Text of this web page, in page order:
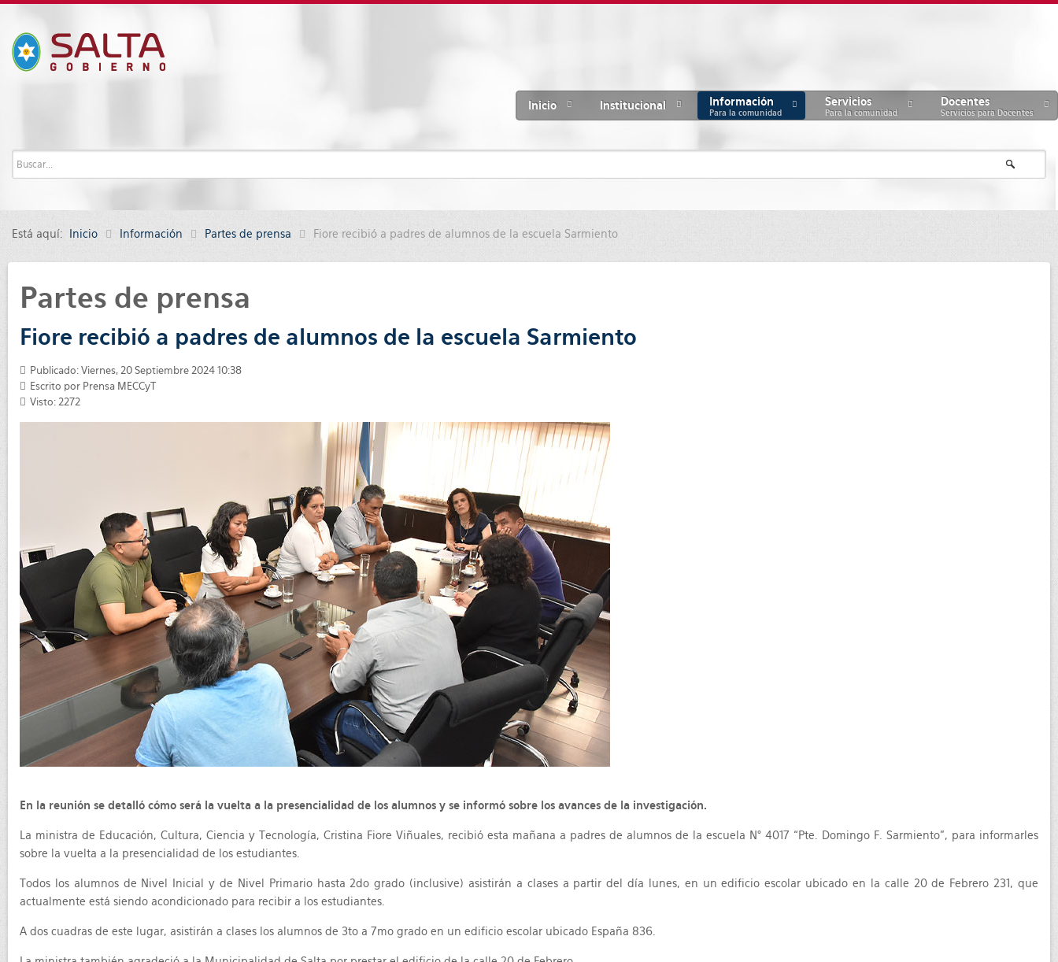
Inicio Institucional Información
Para la comunidad
Servicios
Para la comunidad
Docentes
Servicios para Docentes
Está aquí: Inicio Información Partes de prensa Fiore recibió a padres de alumnos de la escuela Sarmiento
Partes de prensa
Fiore recibió a padres de alumnos de la escuela Sarmiento
Publicado: Viernes, 20 Septiembre 2024 10:38
Escrito por Prensa MECCyT
Visto: 2272
En la reunión se detalló cómo será la vuelta a la presencialidad de los alumnos y se informó sobre los avances de la investigación.
La ministra de Educación, Cultura, Ciencia y Tecnología, Cristina Fiore Viñuales, recibió esta mañana a padres de alumnos de la escuela N° 4017 “Pte. Domingo F. Sarmiento”, para informarles
sobre la vuelta a la presencialidad de los estudiantes.
Todos los alumnos de Nivel Inicial y de Nivel Primario hasta 2do grado (inclusive) asistirán a clases a partir del día lunes, en un edificio escolar ubicado en la calle 20 de Febrero 231, que
actualmente está siendo acondicionado para recibir a los estudiantes.
A dos cuadras de este lugar, asistirán a clases los alumnos de 3to a 7mo grado en un edificio escolar ubicado España 836.